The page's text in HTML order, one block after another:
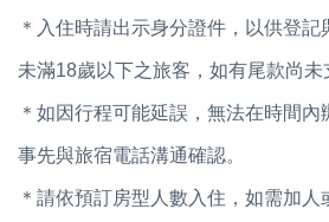
＊入住時請出示身分證件，以供登
未滿18歲以下之旅客，如有尾款尚未
＊如因行程可能延誤，無法在時間
事先與旅宿電話溝通確認。
＊請依預訂房型人數入住，如需加